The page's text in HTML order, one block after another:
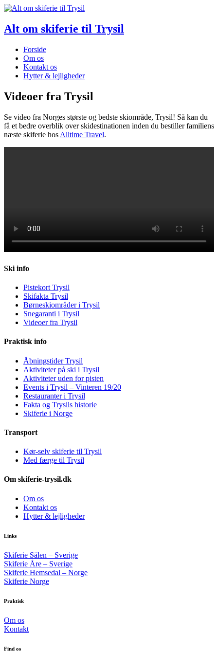
Alt om skiferie til Trysil
Forside
Om os
Kontakt os
Hytter & lejligheder
Videoer fra Trysil
Se video fra Norges største og bedste skiområde, Trysil! Så kan du
få et bedre overblik over skidestinationen inden du bestiller familiens
næste skiferie hos Alltime Travel.
Ski info
Pistekort Trysil
Skifakta Trysil
Børneskiområder i Trysil
Snegaranti i Trysil
Videoer fra Trysil
Praktisk info
Åbningstider Trysil
Aktiviteter på ski i Trysil
Aktiviteter uden for pisten
Events i Trysil – Vinteren 19/20
Restauranter i Trysil
Fakta og Trysils historie
Skiferie i Norge
Transport
Kør-selv skiferie til Trysil
Med færge til Trysil
Om skiferie-trysil.dk
Om os
Kontakt os
Hytter & lejligheder
Links
Skiferie Sälen – Sverige
Skiferie Åre – Sverige
Skiferie Hemsedal – Norge
Skiferie Norge
Praktisk
Om os
Kontakt
Find os